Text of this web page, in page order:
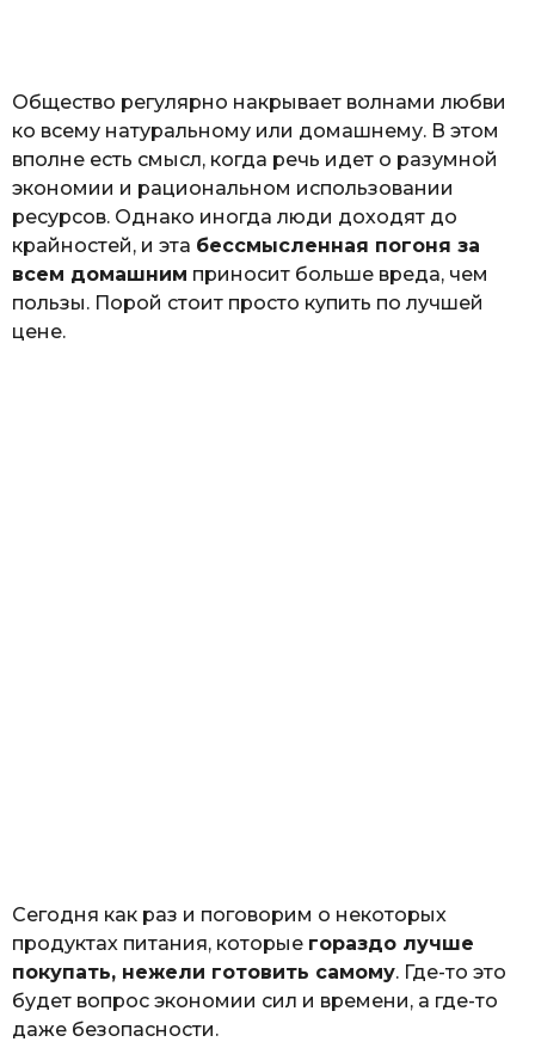
Общество регулярно накрывает волнами любви
ко всему натуральному или домашнему. В этом
вполне есть смысл, когда речь идет о разумной
экономии и рациональном использовании
ресурсов. Однако иногда люди доходят до
крайностей, и эта бессмысленная погоня за
всем домашним приносит больше вреда, чем
пользы. Порой стоит просто купить по лучшей
цене.
Сегодня как раз и поговорим о некоторых
продуктах питания, которые гораздо лучше
покупать, нежели готовить самому. Где-то это
будет вопрос экономии сил и времени, а где-то
даже безопасности.